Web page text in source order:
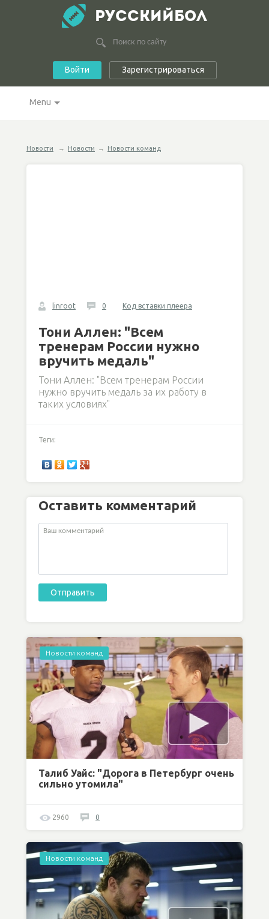
РУССКИЙБОЛ
Войти Зарегистрироваться
Menu
Новости → Новости → Новости команд
linroot 0 Код вставки плеера
Тони Аллен: "Всем
тренерам России нужно
вручить медаль"
Тони Аллен: "Всем тренерам России
нужно вручить медаль за их работу в
таких условиях"
Теги:
Оставить комментарий
Новости команд
Талиб Уайс: "Дорога в Петербург очень
сильно утомила"
2960 0
Новости команд